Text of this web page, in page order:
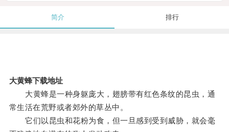
简介 排行
大黄蜂下载地址
大黄蜂是一种身躯庞大，翅膀带有红色条纹的昆虫，通
常生活在荒野或者郊外的草丛中。
它们以昆虫和花粉为食，但一旦感到受到威胁，就会毫